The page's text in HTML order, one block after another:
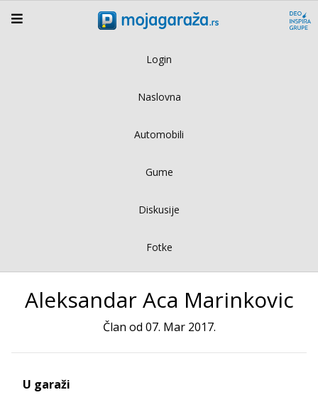
Login
Naslovna
Automobili
Gume
Diskusije
Fotke
Aleksandar Aca Marinkovic
Član od 07. Mar 2017.
U garaži